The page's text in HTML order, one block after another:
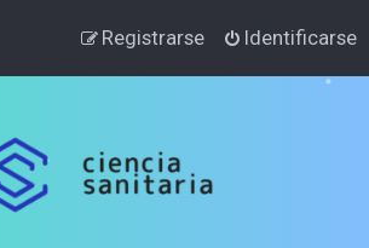
Identificarse
Registrarse